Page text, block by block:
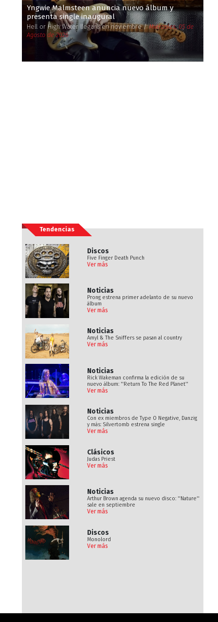
Yngwie Malmsteen anuncia nuevo álbum y
presenta single inaugural
Hell or High Water llegará en noviembre /Miércoles, 05 de
Agosto de 2026
Tendencias
Discos
Five Finger Death Punch
Ver más
Noticias
Prong estrena primer adelanto de su nuevo
álbum
Ver más
Noticias
Amyl & The Sniffers se pasan al country
Ver más
Noticias
Rick Wakeman confirma la edición de su
nuevo álbum: ''Return To The Red Planet''
Ver más
Noticias
Con ex miembros de Type O Negative, Danzig
y más: Silvertomb estrena single
Ver más
Clásicos
Judas Priest
Ver más
Noticias
Arthur Brown agenda su nuevo disco: ''Nature''
sale en septiembre
Ver más
Discos
Monolord
Ver más